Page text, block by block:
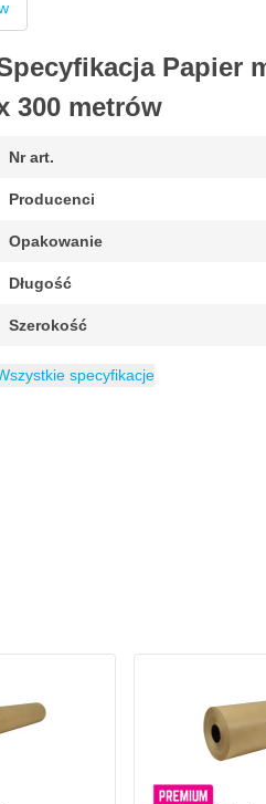
Papier
300 metrów
Nr art.
Producenci
Opakowanie
Długość
Szerokość
EAN 6095700009037
Kategoria Papier maskujący
specyfikacje